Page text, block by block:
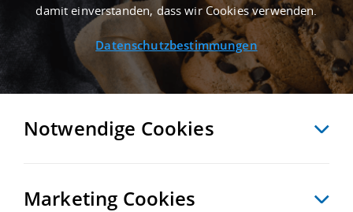
VERGLEICHEN EXPORT PDF
damit einverstanden, dass wir Cookies verwenden.
Datenschutzbestimmungen
Notwendige Cookies
Marketing Cookies